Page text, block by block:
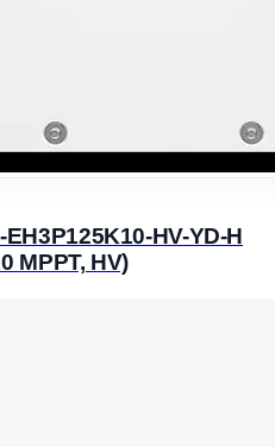
HV-YD-H
MPPT, HV)